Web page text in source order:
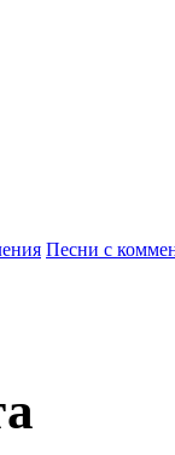
Песни с